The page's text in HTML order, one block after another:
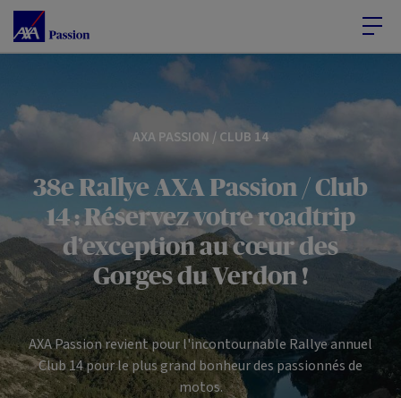
Accéder au Contenu
AXA PASSION / CLUB 14
38e Rallye AXA Passion / Club
14 : Réservez votreroadtrip
d’exception au cœur des
Gorges du Verdon !
AXA Passion revient pour l'incontournable Rallye annuel
Club 14 pour le plus grand bonheur des passionnés de
motos.